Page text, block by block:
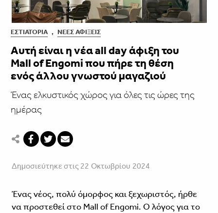
ΕΣΤΙΑΤΌΡΙΑ , ΝΈΕΣ ΑΦΊΞΕΙΣ
Αυτή είναι η νέα all day άφιξη του
Mall of Engomi που πήρε τη θέση
ενός άλλου γνωστού μαγαζιού
Ένας ελκυστικός χώρος για όλες τις ώρες της
ημέρας
Δημοσιεύτηκε στις 22 Οκτωβρίου 2024
Ένας νέος, πολύ όμορφος και ξεχωριστός, ήρθε
να προστεθεί στο Mall of Engomi. Ο λόγος για το